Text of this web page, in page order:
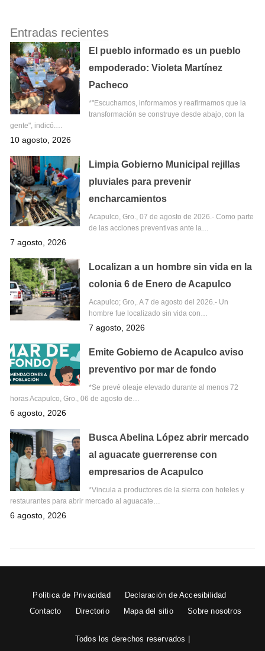
Entradas recientes
El pueblo informado es un pueblo
empoderado: Violeta Martínez
Pacheco
*"Escuchamos, informamos y reafirmamos que la
transformación se construye desde abajo, con la
gente", indicó.…
10 agosto, 2026
Limpia Gobierno Municipal rejillas
pluviales para prevenir
encharcamientos
Acapulco, Gro., 07 de agosto de 2026.- Como parte
de las acciones preventivas ante la…
7 agosto, 2026
Localizan a un hombre sin vida en la
colonia 6 de Enero de Acapulco
Acapulco; Gro,. A 7 de agosto del 2026.- Un
hombre fue localizado sin vida con…
7 agosto, 2026
Emite Gobierno de Acapulco aviso
preventivo por mar de fondo
*Se prevé oleaje elevado durante al menos 72
horas Acapulco, Gro., 06 de agosto de…
6 agosto, 2026
Busca Abelina López abrir mercado
al aguacate guerrerense con
empresarios de Acapulco
*Vincula a productores de la sierra con hoteles y
restaurantes para abrir mercado al aguacate…
6 agosto, 2026
Política de Privacidad
Declaración de Accesibilidad
Contacto
Directorio Mapa del sitio Sobre nosotros
Todos los derechos reservados |